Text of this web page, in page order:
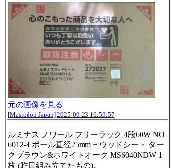
元の画像を見る
[Mastodon Japan] 2025-09-23 16:59:57
ルミナス ノワール フリーラック 4段60W NO
6012-4 ポール直径25mm + ウッドシート ダー
クブラウン&ホワイトオーク MS6040NDW 1
枚 (昨日組み立てたもの)。